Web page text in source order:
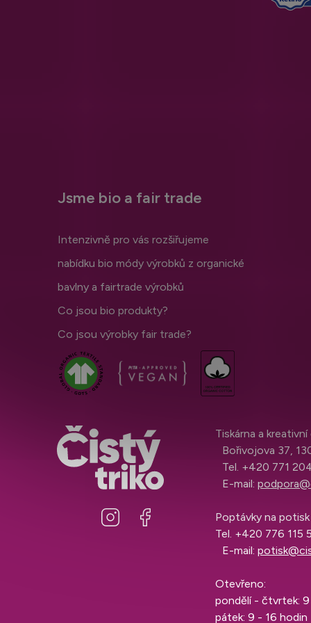
Jsme bio a fair trade
Intenzivně pro vás rozšiřujeme
nabídku bio módy výrobků z organické
bavlny a fairtrade výrobků
Co jsou bio produkty?
Co jsou výrobky fair trade?
Tiskárna a
Bořivojova 37,
Tel. +420 771
E-mail:
Poptávky na potisk
Tel. +420 776 115
E-mail:
Otevřeno:
pondělí - čtvrtek:
pátek: 9 - 16 hodin